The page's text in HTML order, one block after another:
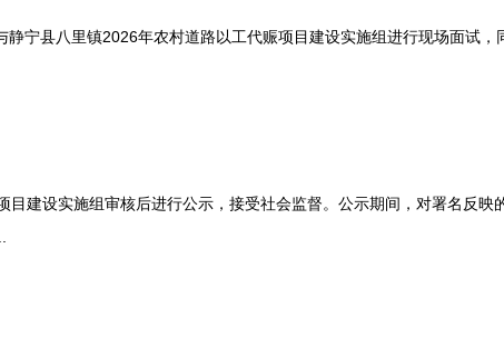
县八里镇2026年农村道路以工代赈项目建设实施组进行现场面试，
建设实施组审核后进行公示，接受社会监督。公示期间，对署名反映